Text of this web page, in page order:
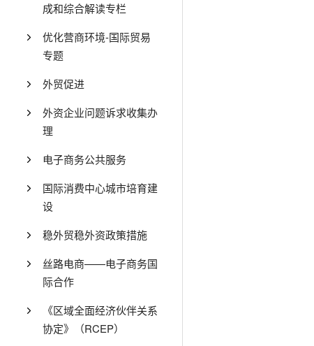
成和综合解读专栏
优化营商环境-国际贸易
专题
外贸促进
外资企业问题诉求收集办
理
电子商务公共服务
国际消费中心城市培育建
设
稳外贸稳外资政策措施
丝路电商——电子商务国
际合作
《区域全面经济伙伴关系
协定》（RCEP）